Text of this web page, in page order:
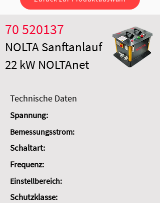
NOLTA Sanftanlauf
22 kW NOLTAnet
70 520137
Technische Daten
Spannung:
Bemessungsstrom:
Schaltart:
Frequenz:
Einstellbereich:
Schutzklasse: